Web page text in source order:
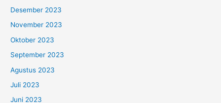
Desember 2023
November 2023
Oktober 2023
September 2023
Agustus 2023
Juli 2023
Juni 2023